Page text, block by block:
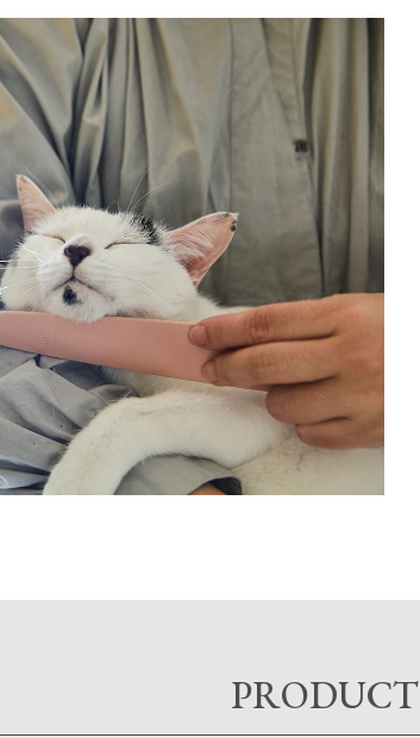
PRODUCT